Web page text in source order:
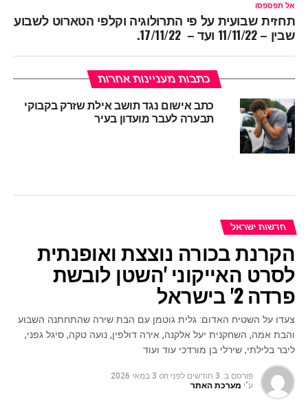
אל תפספסו
תחזית שבועית על פי התרולוגיה וקלפי הטארוט לשבוע
שבין – 11/11/22 ועד – 17/11/22.
כתבות מעניינות אחרות
כתב אישום נגד תושב אילת שזרק בקבוקי
תבערה לעבר מועדון בעיר
חדשות ישראל
הקרנת בכורה נוצצת ואופנתית
לסרט האייקוני 'השטן לובשת
פרדה 2' בישראל
צעדו על השטיח האדום: גלית גוטמן עם הבת שירה שהתחתנה השבוע
והבת אמה, השחקנית יעל אלקנה, אירה דולפין, נועה טקה, סיגל גפני,
ליבר בלילתי, שירלי בן מורדכי עוד ועוד
פורסם ב: 3 חודשים לפני on 3 במאי 2026
ע"י מערכת האתר